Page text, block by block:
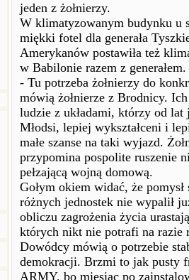
jeden z żołnierzy.
W klimatyzowanym budynku u
miękki fotel dla generała
Amerykanów postawiła też
w Babilonie razem z
- Tu potrzeba żołnierzy do
mówią żołnierze z Brodnicy.
ludzie z układami, którzy od lat
Młodsi, lepiej wykształceni i
małe szanse na taki wyjazd.
przypomina pospolite ruszenie
pełzającą wojną domową.
Gołym okiem widać, że
różnych jednostek nie wypalił
obliczu zagrożenia życia
których nikt nie potrafi na razie
Dowódcy mówią o potrzebie
demokracji. Brzmi to jak pusty
ARMY, bo miesiąc po